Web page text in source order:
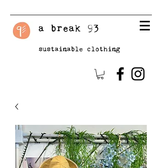
a break 93
sustainable clothing